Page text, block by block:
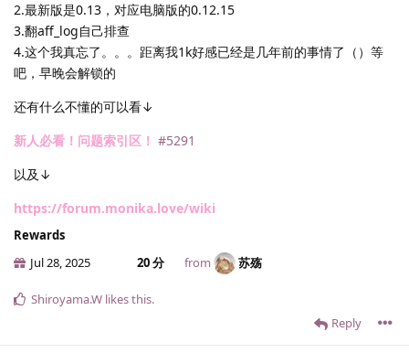
2.最新版是0.13，对应电脑版的0.12.15
3.翻aff_log自己排查
4.这个我真忘了。。。距离我1k好感已经是几年前的事情了（）等
吧，早晚会解锁的
还有什么不懂的可以看↓
新人必看！问题索引区！ #5291
以及↓
https://forum.monika.love/wiki
Rewards
Jul 28, 2025
20 分 from 苏殇
Reply
Shiroyama.​W likes this.